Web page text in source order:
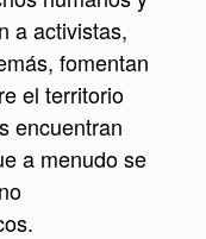
a activistas,
fomentan
el territorio
encuentran
a menudo se